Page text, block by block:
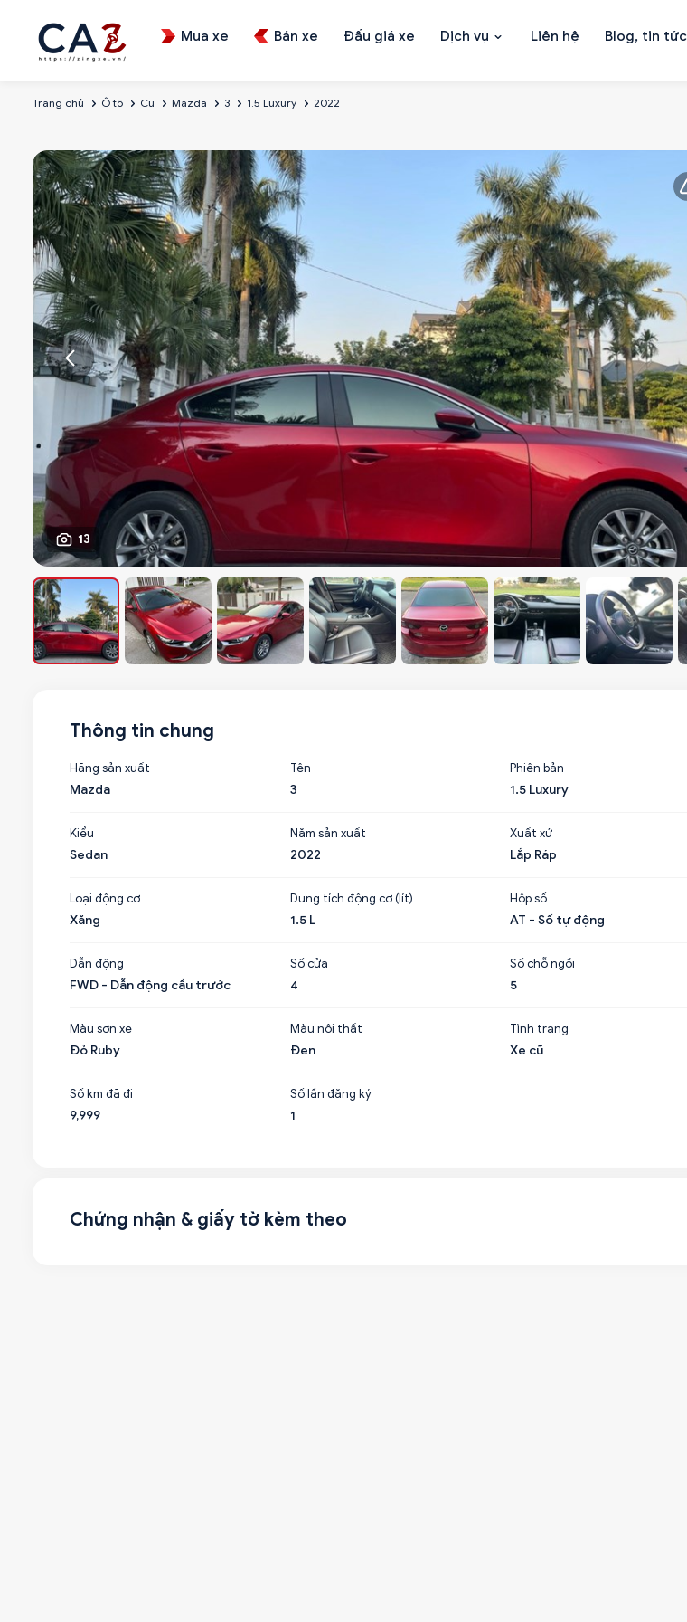
Mua xe Bán xe Đấu giá xe Dịch vụ Liên hệ Blog, tin tức
Trang chủ Ô tô Cũ Mazda 3 1.5 Luxury 2022
13
Thông tin chung
Hãng sản xuất
Mazda
Tên
3
Phiên bản
1.5 Luxury
Kiểu
Sedan
Năm sản xuất
2022
Xuất xứ
Lắp Ráp
Loại động cơ
Xăng
Dung tích động cơ (lít)
1.5 L
Hộp số
AT - Số tự động
Dẫn động
FWD - Dẫn động cầu trước
Số cửa
4
Số chỗ ngồi
5
Màu sơn xe
Đỏ Ruby
Màu nội thất
Đen
Tình trạng
Xe cũ
Số km đã đi
9,999
Số lần đăng ký
1
Chứng nhận & giấy tờ kèm theo